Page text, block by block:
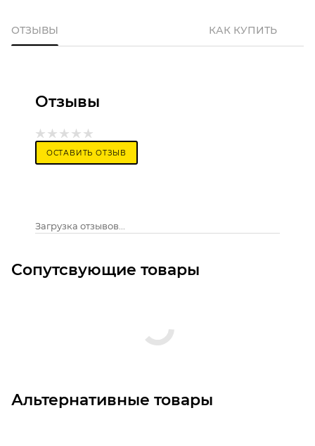
ОТЗЫВЫ КАК КУПИТЬ
Отзывы
ОСТАВИТЬ ОТЗЫВ
Загрузка отзывов...
Сопутсвующие товары
Альтернативные товары